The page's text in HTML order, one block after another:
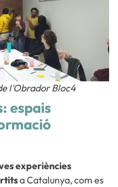
l'Obrador Bloc4
espais
experiències
a Catalunya, com es